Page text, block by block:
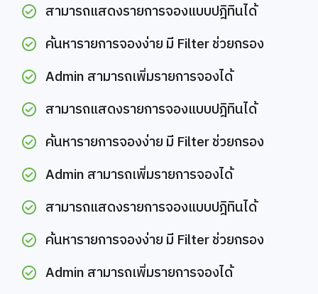
สามารถแสดงรายการจองแบบปฎิทินได้
ค้นหารายการจองง่าย มี Filter ช่วยกรอง
Admin สามารถเพิ่มรายการจองได้
สามารถแสดงรายการจองแบบปฎิทินได้
ค้นหารายการจองง่าย มี Filter ช่วยกรอง
Admin สามารถเพิ่มรายการจองได้
สามารถแสดงรายการจองแบบปฎิทินได้
ค้นหารายการจองง่าย มี Filter ช่วยกรอง
Admin สามารถเพิ่มรายการจองได้